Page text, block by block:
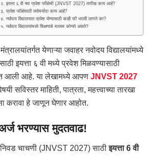
२. इयत्ता ६ वी च्या प्रवेश परीक्षेची (JNVST 2027) तारीख काय आहे?
३. प्रवेश परीक्षेसाठी वयोमर्यादा काय आहे?
४. नवोदय विद्यालयात प्रवेश घेण्यासाठी काही फी भरावी लागते का?
५. नवोदय विद्यालयांमध्ये शिक्षणाचे माध्यम कोणते असते?
येणाऱ्या जवाहर नवोदय विद्यालयांमध्ये
इयत्ता ६ वी मध्ये प्रवेश मिळवण्यासाठी
आली आहे. या लेखामध्ये आपण JNVST 2027
सविस्तर माहिती, पात्रता, महत्त्वाच्या तारखा
हे जाणून घेणार आहोत.
भरण्यास मुदतवाढ!
निवड चाचणी (JNVST 2027) साठीइयत्ता 6 वी